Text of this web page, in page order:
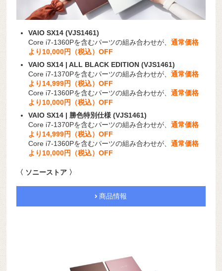
VAIO SX14 (VJS1461)
Core i7-1360Pを含むパーツの組み合わせが、通常価格
より10,000円（税込）OFF
VAIO SX14 | ALL BLACK EDITION (VJS1461)
Core i7-1370Pを含むパーツの組み合わせが、通常価格
より14,999円（税込）OFF
Core i7-1360Pを含むパーツの組み合わせが、通常価格
より10,000円（税込）OFF
VAIO SX14 | 勝色特別仕様 (VJS1461)
Core i7-1370Pを含むパーツの組み合わせが、通常価格
より14,999円（税込）OFF
Core i7-1360Pを含むパーツの組み合わせが、通常価格
より10,000円（税込）OFF
〈 ソニーストア 〉
商品情報